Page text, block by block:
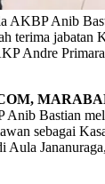
AKBP Anib
terima
Andre
Anib Bastian
sebagai
Aula